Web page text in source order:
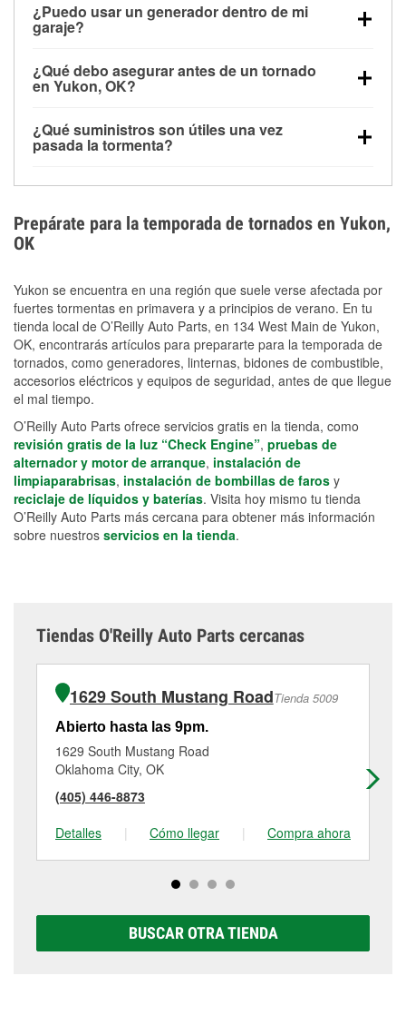
apenas previo aviso. Las alertas pueden emitirse
minutos antes de que toquen tierra, por lo que es
¿Puedo usar un generador dentro de mi
garaje?
una distancia mínima de 20 pies de puertas y
ventanas, para evitar la acumulación de monóxido
¿Qué debo asegurar antes de un tornado
en Yukon, OK?
trampolines y cualquier objeto suelto del jardín
deben asegurarse o guardarse para reducir la
¿Qué suministros son útiles una vez
pasada la tormenta?
ayudan a reducir el riesgo de lesiones durante las
labores de limpiezas.
Prepárate para la temporada de tornados en Yukon,
OK
Yukon se encuentra en una región que suele verse afectada por
fuertes tormentas en primavera y a principios de verano. En tu
tienda local de O’Reilly Auto Parts, en 134 West Main de Yukon,
OK, encontrarás artículos para prepararte para la temporada de
tornados, como generadores, linternas, bidones de combustible,
accesorios eléctricos y equipos de seguridad, antes de que llegue
el mal tiempo.
O’Reilly Auto Parts ofrece servicios gratis en la tienda, como
revisión gratis de la luz “Check Engine”, pruebas de
alternador y motor de arranque, instalación de
limpiaparabrisas, instalación de bombillas de faros y
reciclaje de líquidos y baterías. Visita hoy mismo tu tienda
O’Reilly Auto Parts más cercana para obtener más información
sobre nuestros servicios en la tienda.
Tiendas O'Reilly Auto Parts cercanas
1629 South Mustang RoadTienda 5009
Abierto hasta las 9pm.
1629 South Mustang Road
Oklahoma City, OK
(405) 446-8873
Detalles
| Cómo llegar | Compra ahora
BUSCAR OTRA TIENDA